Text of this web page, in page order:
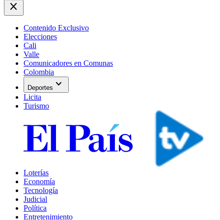
close
Contenido Exclusivo
Elecciones
Cali
Valle
Comunicadores en Comunas
Colombia
Deportes expand_more
Licita
Turismo
Loterías
Economía
Tecnología
Judicial
Política
Entretenimiento